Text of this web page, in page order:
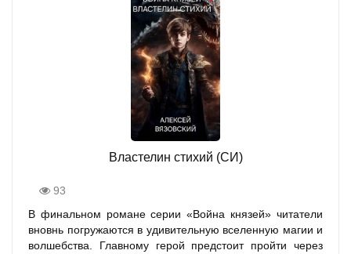
Властелин стихий (СИ)
93
В финальном романе серии «Война князей» читатели
вновнь погружаются в удивительную вселенную магии и
волшебства. Главному герой предстоит пройти через